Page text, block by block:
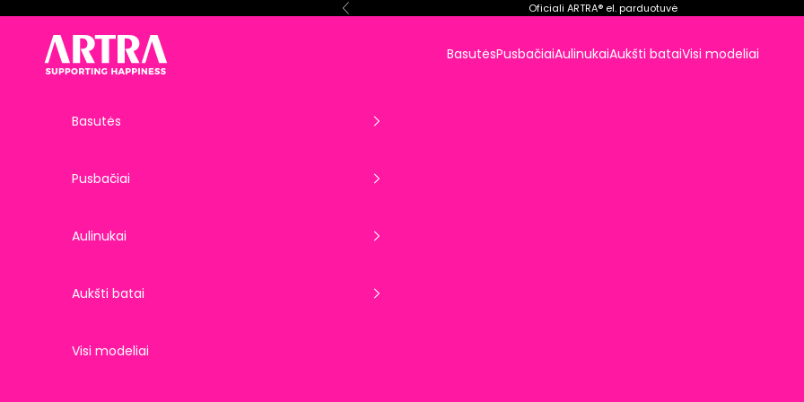
Ankstesnis Oficiali ARTRA® el. parduotuvė
ARTRA EU
BasutėsPusbačiaiAulinukaiAukšti bataiVisi modeliai
Basutės
Pusbačiai
Aulinukai
Aukšti batai
Visi modeliai